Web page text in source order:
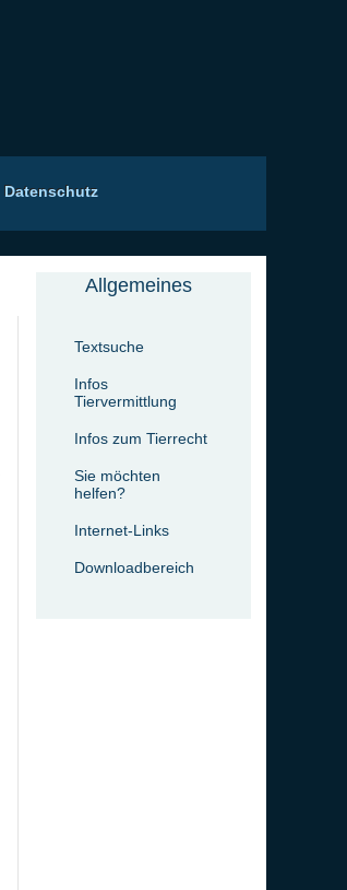
Datenschutz
Allgemeines
Textsuche
Infos
Tiervermittlung
Infos zum Tierrecht
Sie möchten
helfen?
Internet-Links
Downloadbereich